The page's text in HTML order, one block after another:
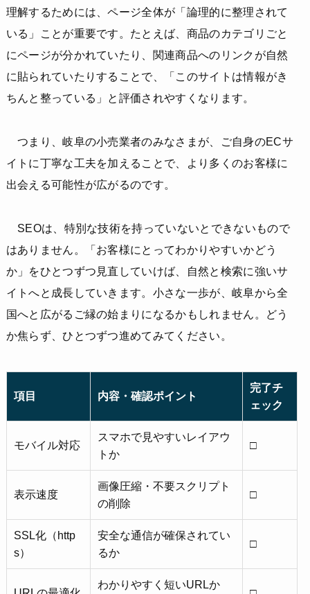
理解するためには、ページ全体が「論理的に整理されて
いる」ことが重要です。たとえば、商品のカテゴリごと
にページが分かれていたり、関連商品へのリンクが自然
に貼られていたりすることで、「このサイトは情報がき
ちんと整っている」と評価されやすくなります。
つまり、岐阜の小売業者のみなさまが、ご自身のECサ
イトに丁寧な工夫を加えることで、より多くのお客様に
出会える可能性が広がるのです。
SEOは、特別な技術を持っていないとできないもので
はありません。「お客様にとってわかりやすいかどう
か」をひとつずつ見直していけば、自然と検索に強いサ
イトへと成長していきます。小さな一歩が、岐阜から全
国へと広がるご縁の始まりになるかもしれません。どう
か焦らず、ひとつずつ進めてみてください。
項目 内容・確認ポイント
完了チ
ェック
モバイル対応
スマホで見やすいレイアウ
トか
□
表示速度
画像圧縮・不要スクリプト
の削除
□
SSL化（http
s）
安全な通信が確保されてい
るか
□
わかりやすく短いURLか